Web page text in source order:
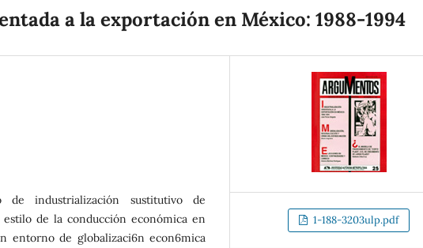
a la exportación en México: 1988-1994
industrialización sustitutivo de
de la conducción económica en
entorno de globalizaci6n econ6mica
1-188-3203ulp.pdf